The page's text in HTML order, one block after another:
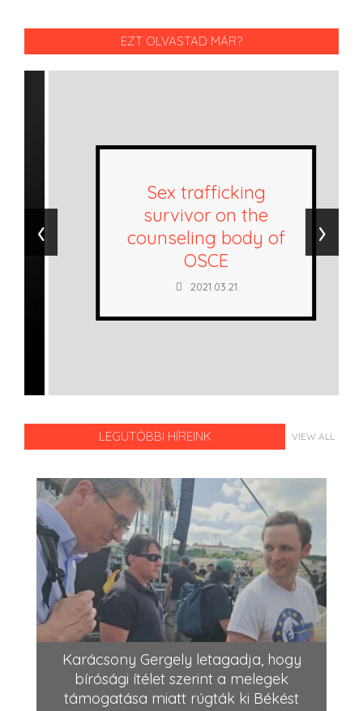
EZT OLVASTAD MÁR?
Sex trafficking
survivor on the
counseling body of
OSCE
2021.03.21.
‹ ›
LEGUTÓBBI HÍREINK VIEW ALL
Karácsony Gergely letagadja, hogy
bírósági ítélet szerint a melegek
támogatása miatt rúgták ki Békést